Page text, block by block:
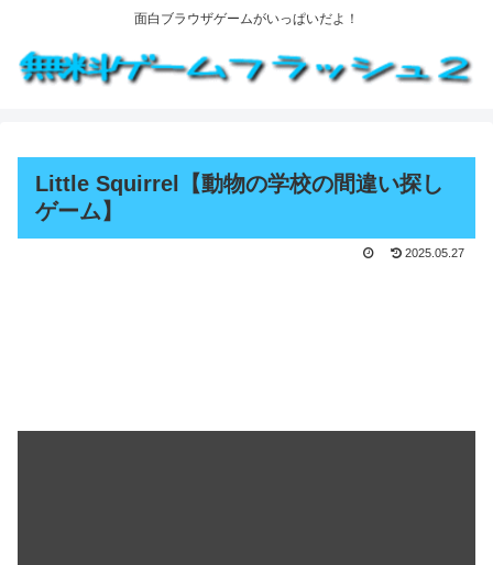
面白ブラウザゲームがいっぱいだよ！
Little Squirrel【動物の学校の間違い探し
ゲーム】
2025.05.27